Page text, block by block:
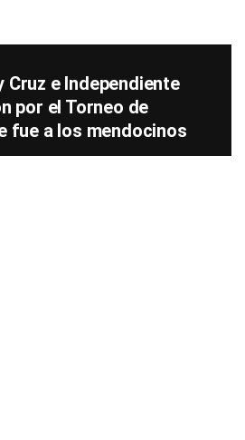
Cruz e Independiente
por el Torneo de
fue a los mendocinos